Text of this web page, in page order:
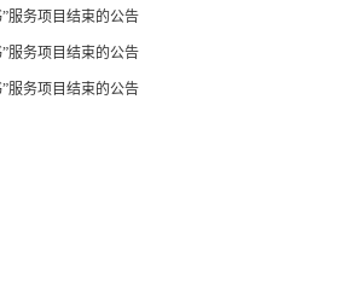
服务项目结束的公告
服务项目结束的公告
服务项目结束的公告